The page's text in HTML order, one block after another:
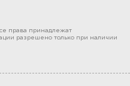
права принадлежат
разрешено только при наличии